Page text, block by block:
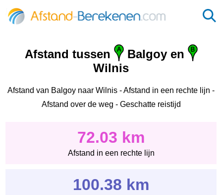
Afstand tussen
Balgoy en
Wilnis
Afstand van Balgoy naar Wilnis - Afstand in een rechte lijn -
Afstand over de weg - Geschatte reistijd
72.03 km
Afstand in een rechte lijn
100.38 km